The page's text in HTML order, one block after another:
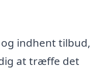
indhent tilbud,
at træffe det